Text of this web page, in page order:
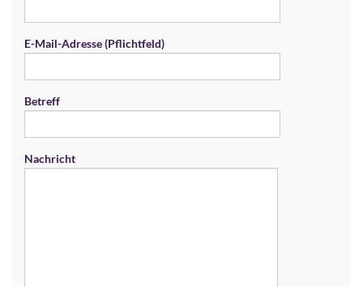
E-Mail-Adresse (Pflichtfeld)
Betreff
Nachricht